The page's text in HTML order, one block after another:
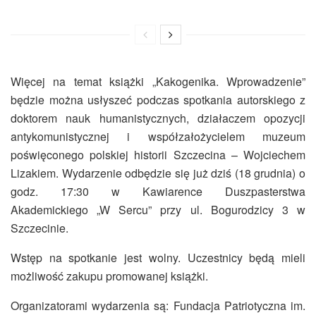
Więcej na temat książki „Kakogenika. Wprowadzenie”
będzie można usłyszeć podczas spotkania autorskiego z
doktorem nauk humanistycznych, działaczem opozycji
antykomunistycznej i współzałożycielem muzeum
poświęconego polskiej historii Szczecina – Wojciechem
Lizakiem. Wydarzenie odbędzie się już dziś (18 grudnia) o
godz. 17:30 w Kawiarence Duszpasterstwa
Akademickiego „W Sercu” przy ul. Bogurodzicy 3 w
Szczecinie.
Wstęp na spotkanie jest wolny. Uczestnicy będą mieli
możliwość zakupu promowanej książki.
Organizatorami wydarzenia są: Fundacja Patriotyczna im.